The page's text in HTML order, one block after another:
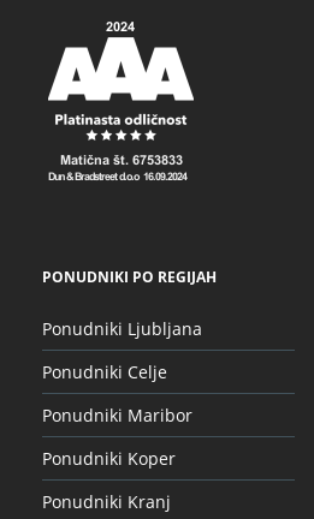
PONUDNIKI PO REGIJAH
Ponudniki Ljubljana
Ponudniki Celje
Ponudniki Maribor
Ponudniki Koper
Ponudniki Kranj